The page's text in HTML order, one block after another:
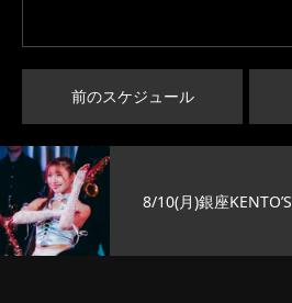
前のスケジュール
8/10(月)銀座KENTO’S